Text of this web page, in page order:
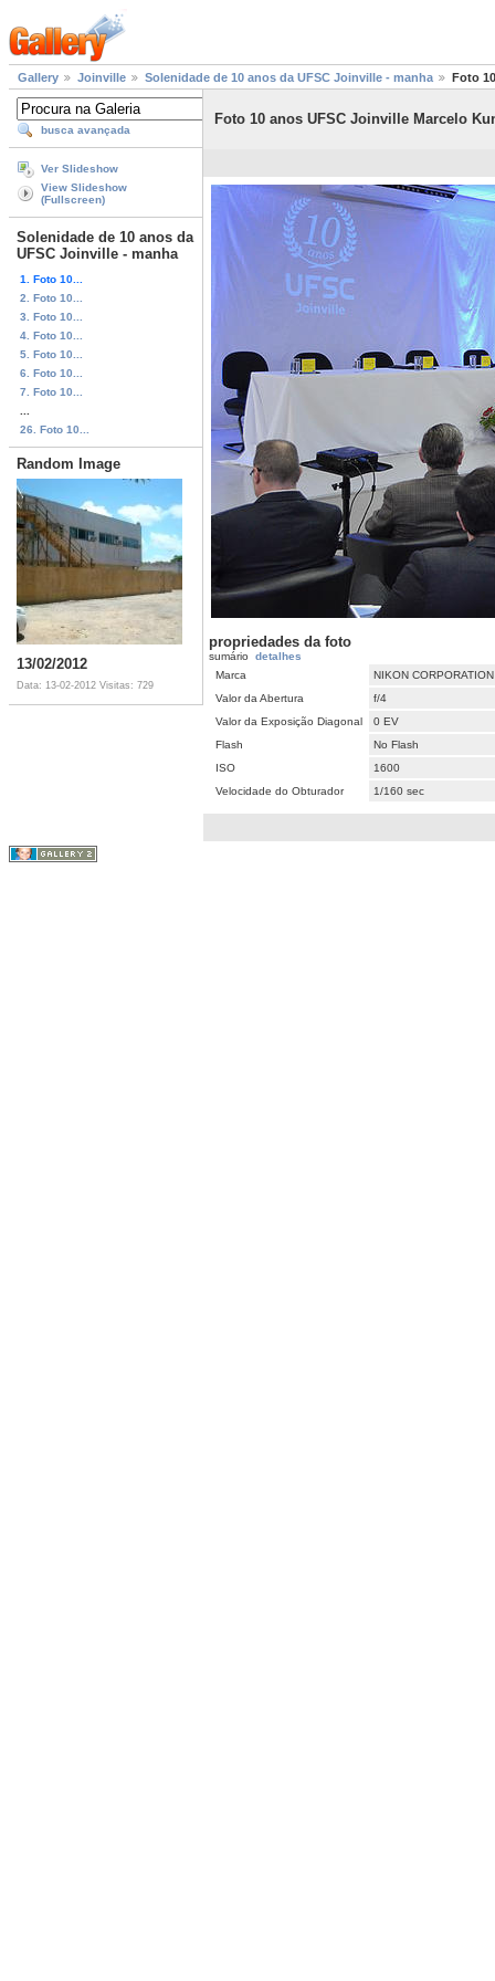
Gallery Joinville Solenidade de 10 anos da UFSC Joinville - manha Foto
busca avançada
Ver Slideshow
View Slideshow
(Fullscreen)
Solenidade de 10 anos da
UFSC Joinville - manha
1. Foto 10...
2. Foto 10...
3. Foto 10...
4. Foto 10...
5. Foto 10...
6. Foto 10...
7. Foto 10...
26. Foto 10...
Random Image
13/02/2012
Data: 13-02-2012 Visitas: 729
Foto 10 anos UFSC Joinville Marcelo
propriedades da foto
sumário detalhes
Marca
NIKON CORPORATION
Valor da Abertura
f/4
Valor da Exposição Diagonal
0 EV
Flash
No Flash
ISO
1600
Velocidade do Obturador
1/160 sec